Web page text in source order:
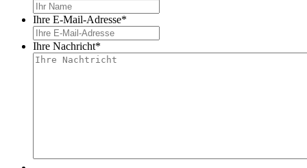
Ihre E-Mail-Adresse*
Ihre Nachricht*